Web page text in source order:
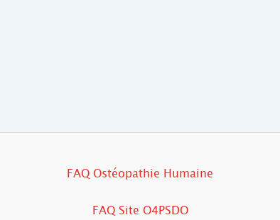
FAQ Ostéopathie Humaine
FAQ Site O4PSDO